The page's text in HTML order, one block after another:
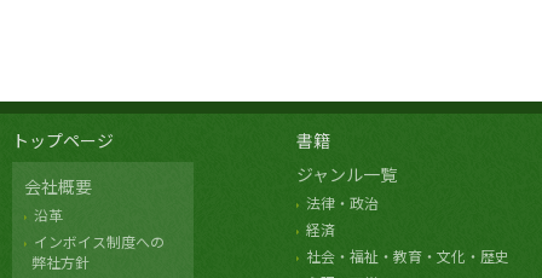
トップページ
会社概要
沿革
インボイス制度への
弊社方針
書籍
ジャンル一覧
法律・政治
経済
社会・福祉・教育・文化・歴史